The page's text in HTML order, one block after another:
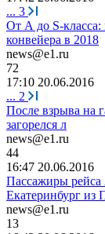
... 3
От А до S-класса:
конвейера в 2018
news@e1.ru
72
17:10 20.06.2016
... 2
После взрыва на
загорелся л
news@e1.ru
44
16:47 20.06.2016
Пассажиры рейса
Екатеринбург из
news@e1.ru
13